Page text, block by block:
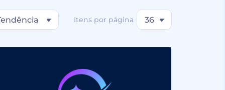
Itens por página 36